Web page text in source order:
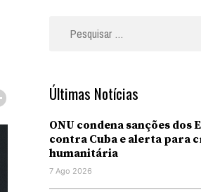
Últimas Notícias
ONU condena sanções dos
contra Cuba e alerta para
humanitária
7 Ago 2026